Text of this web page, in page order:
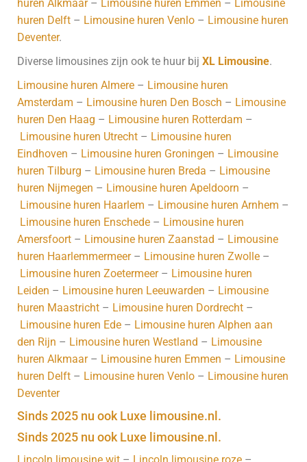
huren Alkmaar– Limousine huren Emmen – Limousine
huren Delft – Limousine huren Venlo – Limousine huren
Deventer.
Diverse limousines zijn ook te huur bij XL Limousine.
Limousine huren Almere – Limousine huren
Amsterdam – Limousine huren Den Bosch – Limousine
huren Den Haag – Limousine huren Rotterdam –
Limousine huren Utrecht – Limousine huren
Eindhoven – Limousine huren Groningen – Limousine
huren Tilburg – Limousine huren Breda – Limousine
huren Nijmegen – Limousine huren Apeldoorn –
Limousine huren Haarlem – Limousine huren Arnhem –
Limousine huren Enschede – Limousine huren
Amersfoort – Limousine huren Zaanstad – Limousine
huren Haarlemmermeer– Limousine huren Zwolle –
Limousine huren Zoetermeer– Limousine huren
Leiden – Limousine huren Leeuwarden – Limousine
huren Maastricht – Limousine huren Dordrecht –
Limousine huren Ede – Limousine huren Alphen aan
den Rijn – Limousine huren Westland – Limousine
huren Alkmaar– Limousine huren Emmen – Limousine
huren Delft – Limousine huren Venlo – Limousine huren
Deventer
Sinds 2025 nu ook Luxe limousine.nl.
Sinds 2025 nu ook Luxe limousine.nl.